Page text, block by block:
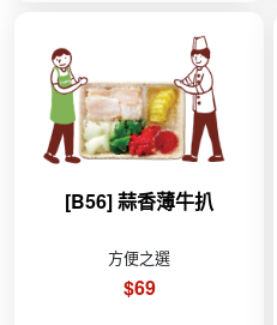
[B56] 蒜香薄牛扒
方便之選
$69